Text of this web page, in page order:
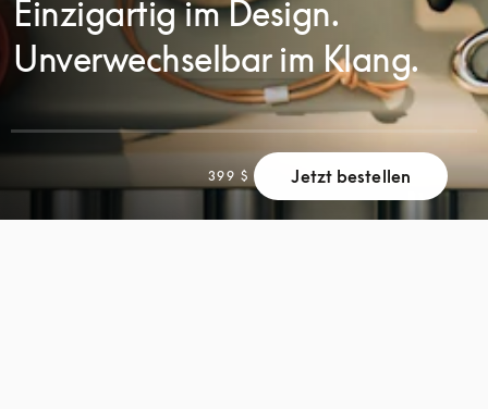
Einzigartig im Design.
Unverwechselbar im Klang.
SCROLL
ZUM
399 $ Jetzt bestellen